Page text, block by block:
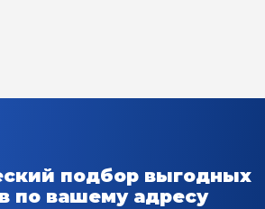
подбор выгодных
по вашему адресу